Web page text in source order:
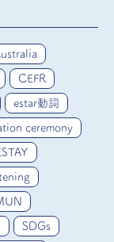
CEFR
estar動詞
ceremony
SDGs